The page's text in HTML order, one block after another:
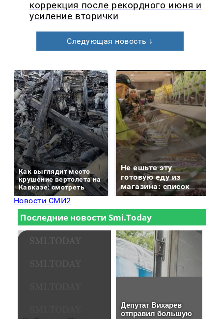
коррекция после рекордного июня и
усиление вторички
Следующая новость ↓
Как выглядит место
крушение вертолета на
Кавказе: смотреть
Не ешьте эту
готовую еду из
магазина: список
Новости СМИ2